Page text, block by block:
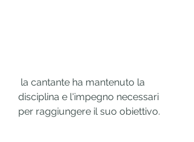
disciplina e l'impegno necessari
per raggiungere il suo obiettivo.